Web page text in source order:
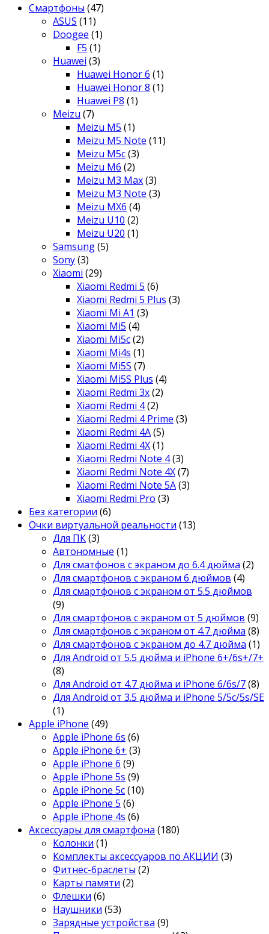
Смартфоны (47)
ASUS (11)
Doogee (1)
F5 (1)
Huawei (3)
Huawei Honor 6 (1)
Huawei Honor 8 (1)
Huawei P8 (1)
Meizu (7)
Meizu M5 (1)
Meizu M5 Note (11)
Meizu M5c(3)
Meizu M6 (2)
Meizu M3 Max(3)
Meizu M3 Note (3)
Meizu MX6 (4)
Meizu U10 (2)
Meizu U20 (1)
Samsung(5)
Sony(3)
Xiaomi (29)
Xiaomi Redmi 5 (6)
Xiaomi Redmi 5 Plus (3)
Xiaomi Mi A1 (3)
Xiaomi Mi5 (4)
Xiaomi Mi5c(2)
Xiaomi Mi4s (1)
Xiaomi Mi5S (7)
Xiaomi Mi5S Plus (4)
Xiaomi Redmi 3x(2)
Xiaomi Redmi 4(2)
Xiaomi Redmi 4 Prime (3)
Xiaomi Redmi 4A(5)
Xiaomi Redmi 4X(1)
Xiaomi Redmi Note 4(3)
Xiaomi Redmi Note 4X(7)
Xiaomi Redmi Note 5A(3)
Xiaomi Redmi Pro (3)
Без категории (6)
Очки виртуальной реальности (13)
Для ПК(3)
Автономные (1)
Для сматфонов с экраном до 6.4 дюйма (2)
Для смартфонов с экраном 6 дюймов (4)
Для смартфонов с экраном от 5.5 дюймов
(9)
Для смартфонов с экраном от 5 дюймов (9)
Для смартфонов с экраном от 4.7 дюйма (8)
Для смартфонов с экраном до 4.7 дюйма (1)
Для Android от 5.5 дюйма и iPhone 6+/6s+/7+
(8)
Для Android от 4.7 дюйма и iPhone 6/6s/7(8)
Для Android от 3.5 дюйма и iPhone 5/5c/5s/SE
(1)
Apple iPhone (49)
Apple iPhone 6s (6)
Apple iPhone 6+ (3)
Apple iPhone 6 (9)
Apple iPhone 5s (9)
Apple iPhone 5c(10)
Apple iPhone 5 (6)
Apple iPhone 4s (6)
Аксессуары для смартфона (180)
Колонки (1)
Комплекты аксессуаров по АКЦИИ (3)
Фитнес-браслеты (2)
Карты памяти (2)
Флешки (6)
Наушники (53)
Зарядные устройства (9)